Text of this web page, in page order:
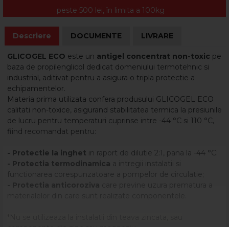
peste 500 lei, în limita a 100kg
Descriere DOCUMENTE LIVRARE
GLICOGEL ECO este un antigel concentrat non-toxic pe
baza de propilenglicol dedicat domeniului termotehnic si
industrial, aditivat pentru a asigura o tripla protectie a
echipamentelor.
Materia prima utilizata confera produsului GLICOGEL ECO
calitati non-toxice, asigurand stabilitatea termica la presiunile
de lucru pentru temperaturi cuprinse intre -44 °C si 110 °C,
fiind recomandat pentru:
- Protectie la inghet in raport de dilutie 2:1, pana la -44 °C;
- Protectia termodinamica a intregii instalatii si
functionarea corespunzatoare a pompelor de circulatie;